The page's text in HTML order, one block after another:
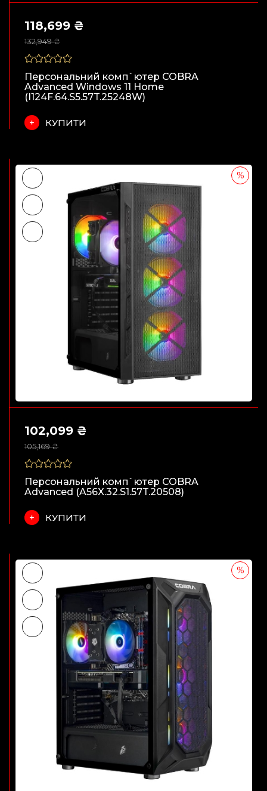
132,949 ₴
118,699 ₴
Персональний комп`ютер COBRA
Advanced Windows 11 Home
(I124F.64.S5.57T.25248W)
КУПИТИ
105,169 ₴
102,099 ₴
Персональний комп`ютер COBRA
Advanced (A56X.32.S1.57T.20508)
КУПИТИ